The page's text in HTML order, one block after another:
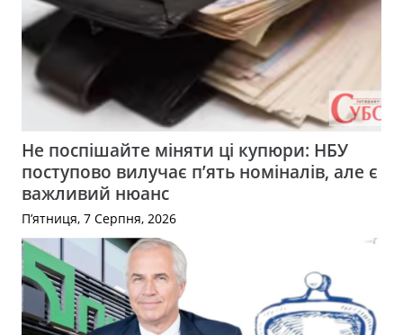
Не поспішайте міняти ці купюри: НБУ
поступово вилучає п’ять номіналів, але є
важливий нюанс
П’ятниця, 7 Серпня, 2026